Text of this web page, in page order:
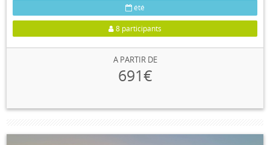
été
8 participants
A PARTIR DE
691€